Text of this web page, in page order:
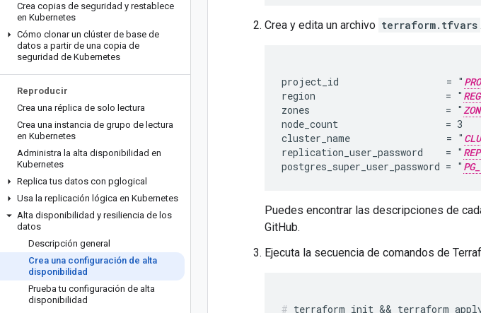
Crea copias de seguridad y restablece
en Kubernetes
Cómo clonar un clúster de base de
datos a partir de una copia de
seguridad de Kubernetes
Reproducir
Crea una réplica de solo lectura
Crea una instancia de grupo de lectura
en Kubernetes
Administra la alta disponibilidad en
Kubernetes
Replica tus datos con pglogical
Usa la replicación lógica en Kubernetes
Alta disponibilidad y resiliencia de los
datos
Descripción general
Crea una configuración de alta
disponibilidad
Prueba tu configuración de alta
disponibilidad
Crea y edita un archivo terraform.tfvars
project_id                   = "
region                       = "
zones                        = "
node_count                   = 3
cluster_name                 = "
replication_user_password    = "
postgres_super_user_password = "
Puedes encontrar las descripciones de
GitHub.
Ejecuta la secuencia de comandos de